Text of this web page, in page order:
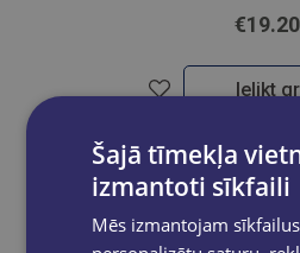
€19.20
Ielikt
Šajā tīmekļa
izmantoti sīkfaili
Mēs izmantojam